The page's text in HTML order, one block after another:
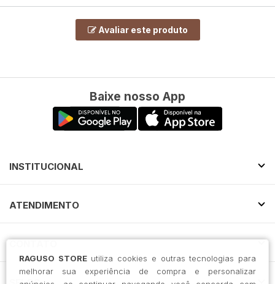
RAGUSO STOREutiliza cookies e outras tecnologias para
melhorar sua experiência de compra e personalizar
Avaliar este produto
Baixe nosso App
INSTITUCIONAL
ATENDIMENTO